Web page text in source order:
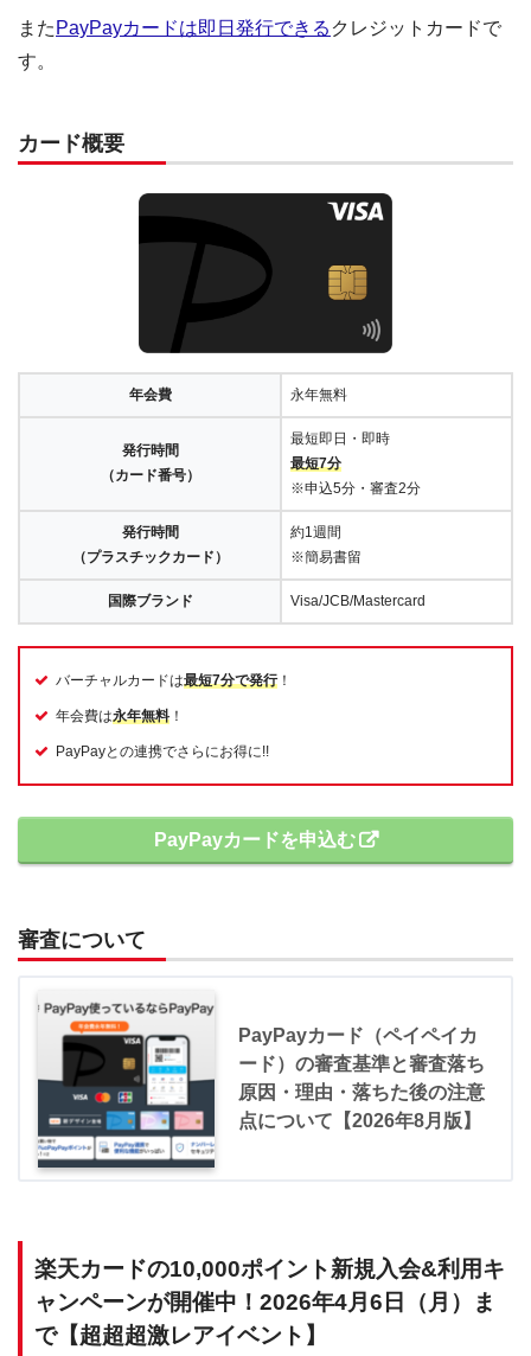
また PayPayカードは即日発行できる クレジットカードで
す。
カード概要
年会費 永年無料
発行時間
（カード番号）
最短即日・即時
最短7分
※申込5分・審査2分
発行時間
（プラスチックカード）
約1週間
※簡易書留
国際ブランド Visa/JCB/Mastercard
バーチャルカードは最短7分で発行！
年会費は永年無料 ！
PayPayとの連携でさらにお得に!!
PayPayカードを申込む
審査について
PayPayカード（ペイペイカ
ード）の審査基準と審査落ち
原因・理由・落ちた後の注意
点について【2026年8月版】
楽天カードの10,000ポイント新規入会&利用キ
ャンペーンが開催中！2026年4月6日（月）ま
で【超超超激レアイベント】